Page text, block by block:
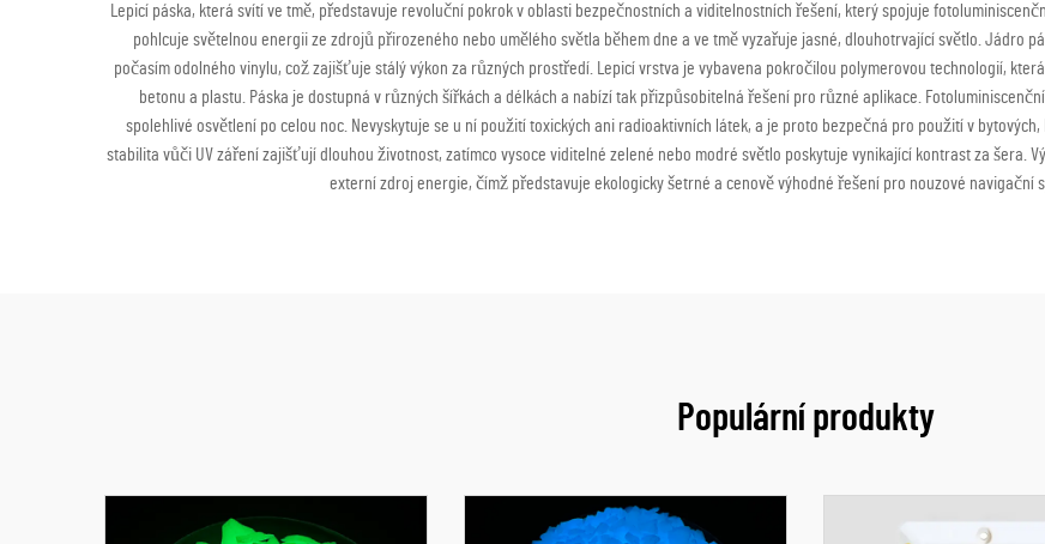
Lepicí páska, která svítí ve tmě, představuje revoluční pokrok v oblasti bezpečnostních a viditelnostních řešení, který spojuje
pohlcuje světelnou energii ze zdrojů přirozeného nebo umělého světla během dne a ve tmě vyzařuje jasné, dlouhotrvající světlo. Jádro
počasím odolného vinylu, což zajišťuje stálý výkon za různých prostředí. Lepicí vrstva je vybavena pokročilou polymerovou technologií,
betonu a plastu. Páska je dostupná v různých šířkách a délkách a nabízí tak přizpůsobitelná řešení pro různé aplikace.
spolehlivé osvětlení po celou noc. Nevyskytuje se u ní použití toxických ani radioaktivních látek, a je proto bezpečná pro použití v
stabilita vůči UV záření zajišťují dlouhou životnost, zatímco vysoce viditelné zelené nebo modré světlo poskytuje vynikající kontrast za šera.
externí zdroj energie, čímž představuje ekologicky šetrné a cenově výhodné řešení pro nouzové navigační
Populární produkty